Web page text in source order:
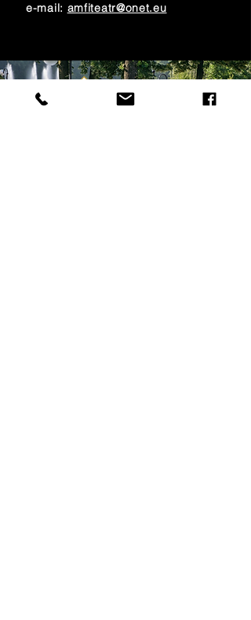
e-mail: amfiteatr@onet.eu